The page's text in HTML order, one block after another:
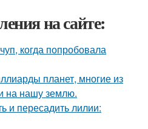
на сайте:
когда попробовала
планет, многие из
на нашу землю.
и пересадить лилии: